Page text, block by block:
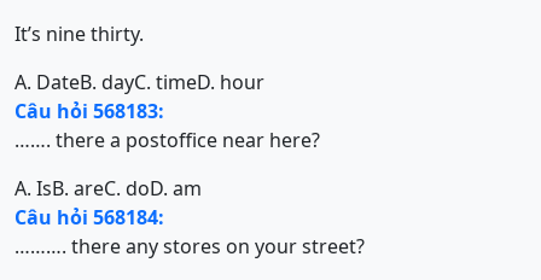
It’s nine thirty.
A. DateB. dayC. timeD. hour
Câu hỏi 568183:
……. there a postoffice near here?
A. IsB. areC. doD. am
Câu hỏi 568184:
………. there any stores on your street?